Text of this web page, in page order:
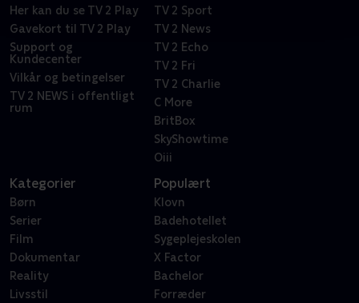
Her kan du se TV 2 Play
Gavekort til TV 2 Play
Support og
Kundecenter
Vilkår og betingelser
TV 2 NEWS i offentligt
rum
TV 2 Sport
TV 2 News
TV 2 Echo
TV 2 Fri
TV 2 Charlie
C More
BritBox
SkyShowtime
Oiii
Kategorier
Børn
Serier
Film
Dokumentar
Reality
Livsstil
Populært
Klovn
Badehotellet
Sygeplejeskolen
X Factor
Bachelor
Forræder